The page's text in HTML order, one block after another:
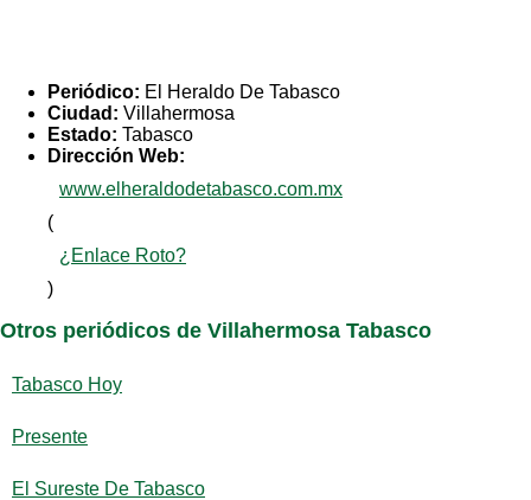
Periódico: El Heraldo De Tabasco
Ciudad: Villahermosa
Estado: Tabasco
Dirección Web:
www.elheraldodetabasco.com.mx
(
¿Enlace Roto?
)
Otros periódicos de Villahermosa Tabasco
Tabasco Hoy
Presente
El Sureste De Tabasco